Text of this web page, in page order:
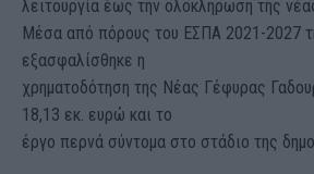
λειτουργία έως την ολοκλήρωση της
Μέσα από πόρους του ΕΣΠΑ 2021-2027
εξασφαλίσθηκε η
χρηματοδότηση της Νέας Γέφυρας
18,13 εκ. ευρώ και το
έργο περνά σύντομα στο στάδιο της